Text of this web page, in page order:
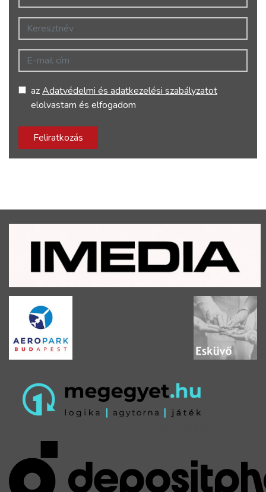
Keresztnév
E-mail cím
azAdatvédelmi és adatkezelési szabályzatot
elolvastam és elfogadom
Feliratkozás